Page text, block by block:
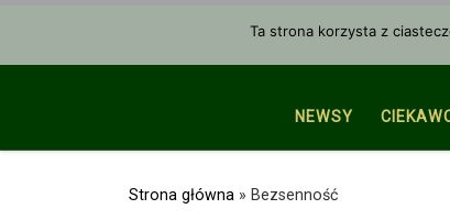
NEWSY
Strona główna » Bezsenność
Ta strona korzysta z